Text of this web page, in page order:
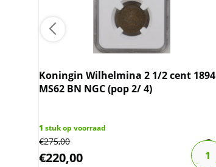
Koningin Wilhelmina 2 1/2 cent 1894
MS62 BN NGC (pop 2/ 4)
1 stuk op voorraad
€275,00
€220,00